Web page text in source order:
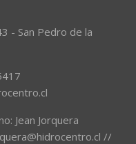
- San Pedro de la
Jean Jorquera
//